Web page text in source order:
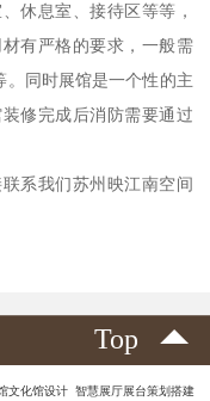
休息室、接待区等等，
有严格的要求，一般需
同时展馆是一个性的主
修完成后消防需要通过
系我们苏州映江南空间
Top
文化馆设计 智慧展厅展台策划搭建